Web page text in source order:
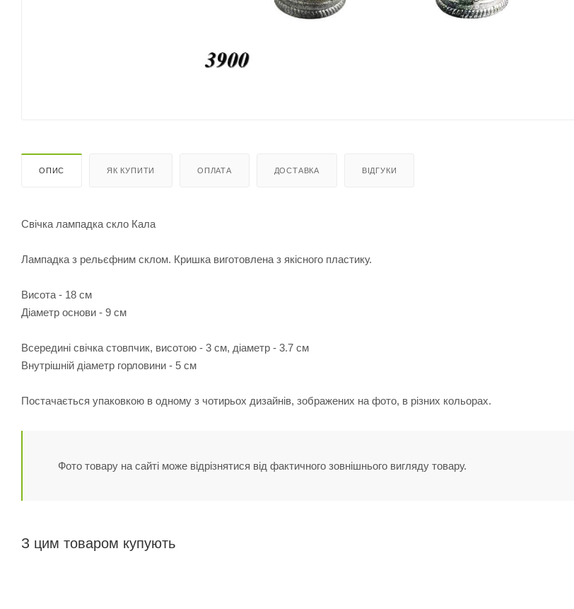
ОПИС ЯК КУПИТИ ОПЛАТА ДОСТАВКА ВІДГУКИ
Свічка лампадка скло Кала
Лампадка з рельєфним склом. Кришка виготовлена з якісного пластику.
Висота - 18 см
Діаметр основи - 9 см
Всередині свічка стовпчик, висотою - 3 см, діаметр - 3.7 см
Внутрішній діаметр горловини - 5 см
Постачається упаковкою в одному з чотирьох дизайнів, зображених на фото, в різних кольорах.
Фото товару на сайті може відрізнятися від фактичного зовнішнього вигляду товару.
З цим товаром купують